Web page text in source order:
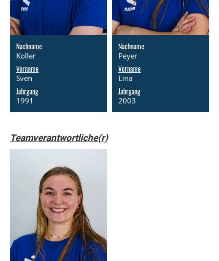
Nachname
Koller
Vorname
Sven
Jahrgang
1991
Nachname
Peyer
Vorname
Lina
Jahrgang
2003
Teamverantwortliche(r)